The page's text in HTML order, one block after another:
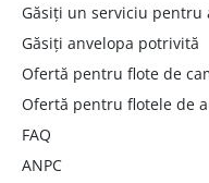
Găsiți un serviciu
Găsiți anvelopa potrivită
Ofertă pentru flote de
Ofertă pentru flotele de
FAQ
ANPC